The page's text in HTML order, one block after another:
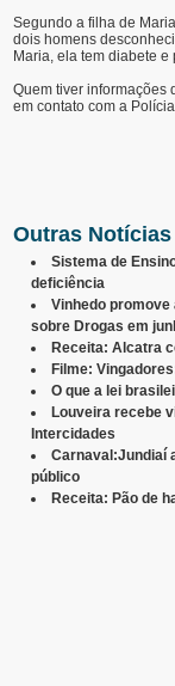
Segundo a filha de
dois homens
Maria, ela tem diabete e
Quem tiver informações
em contato com a
Outras Notícias
Sistema de
deficiência
Vinhedo promove
sobre Drogas em
Receita: Alcatra
Filme:
O que a lei
Louveira recebe
Intercidades
Carnaval:Jundiaí
público
Receita: Pão de